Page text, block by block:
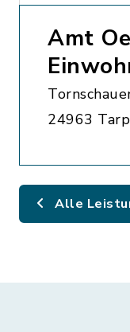
Amt
24963 Tarp
Alle